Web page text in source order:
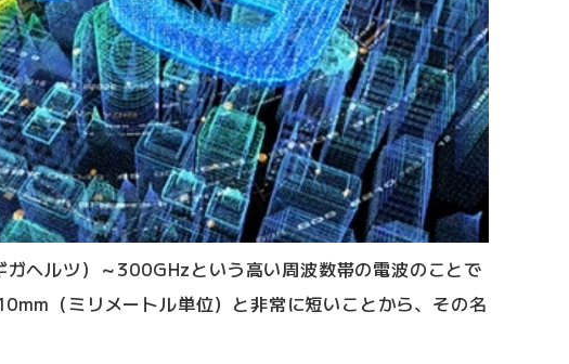
ヘルツ）～300GHzという高い周波数帯の電波のことで
（ミリメートル単位）と非常に短いことから、その名